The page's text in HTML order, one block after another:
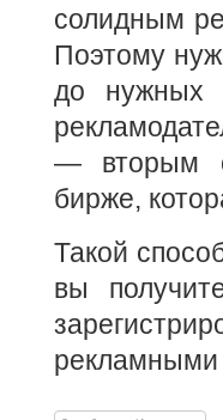
солидным
Поэтому
до нужных
— вторым
бирже,
Такой
вы
рекламными